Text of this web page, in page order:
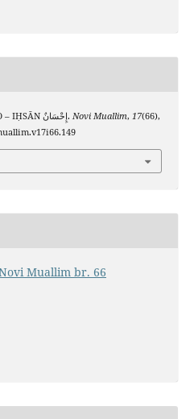
Karić, E. (2022). DOBROČINSTVO – IḤSĀN إِحْسَانٌ. Novi Muallim, 17(66),
Muallim br. 66